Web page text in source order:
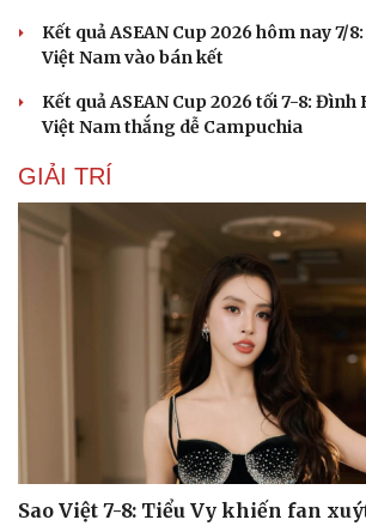
Sức khỏe
Dinh dưỡng - món ngon
Sản phụ khoa
Nhi khoa
Làm đẹp - giảm cân
Phòng mạch online
Ăn sạch sống khỏe
Đời sống
Tình yêu
Kết quả ASEAN Cup 2026 hôm nay 7/
Việt Nam vào bán kết
Kết quả ASEAN Cup 2026 tối 7-8:
Việt Nam thắng dễ Campuchia
GIẢI TRÍ
Sao Việt 7-8: Tiểu Vy khiến fan